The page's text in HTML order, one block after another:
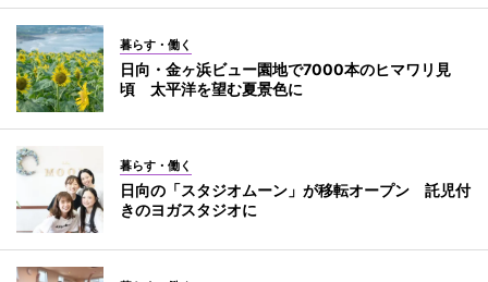
暮らす・働く
日向・金ヶ浜ビュー園地で7000本のヒマワリ見
頃 太平洋を望む夏景色に
暮らす・働く
日向の「スタジオムーン」が移転オープン 託児付
きのヨガスタジオに